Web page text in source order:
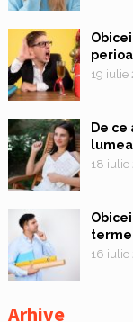
19 iulie
De
18 iulie
16 iulie
Arhive